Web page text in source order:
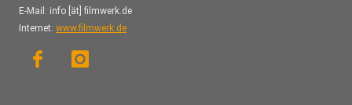
E-Mail: info [ät] filmwerk.de
Internet: www.filmwerk.de